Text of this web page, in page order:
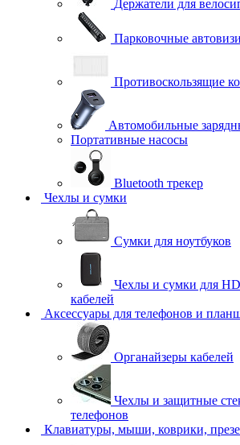
Держатели для
Парковочные
Противоскользящие
Автомобильные
Портативные насосы
Bluetooth трекер
Чехлы и сумки
Сумки для ноутбуков
Чехлы и сумки для
кабелей
Аксессуары для телефонов и
Органайзеры кабелей
Чехлы и защитные
телефонов
Клавиатуры, мыши, коврики,